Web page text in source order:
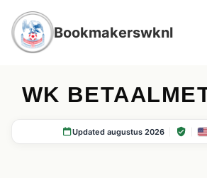
Bookmakerswknl
WK
Updated augustus 2026